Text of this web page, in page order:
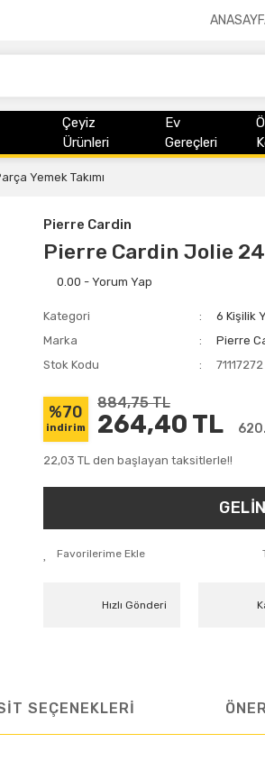
Çeyiz
Ürünleri
Ev
Gereçleri
Yemek Takımı
Pierre Cardin
Pierre Cardin Jolie 24
0.00 - Yorum Yap
Kategori
6 Kişilik
Marka
Pierre
Stok Kodu
71117272
%70
indirim
884,75 TL
264,40 TL
22,03 TL den başlayan taksitlerle!!
Hızlı Gönderi
SEÇENEKLERİ